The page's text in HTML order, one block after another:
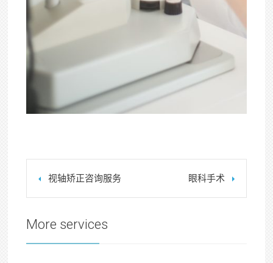
视轴矫正咨询服务 眼科手术
More services